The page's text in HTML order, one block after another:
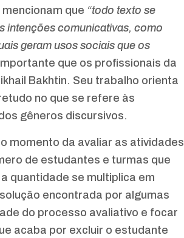
que “todo texto se
intenções comunicativas, como
geram usos sociais que os
que os profissionais da
Bakhtin. Seu trabalho orienta
no que se refere às
gêneros discursivos.
momento da avaliar as atividades
de estudantes e turmas que
quantidade se multiplica em
encontrada por algumas
do processo avaliativo e focar
acaba por excluir o estudante